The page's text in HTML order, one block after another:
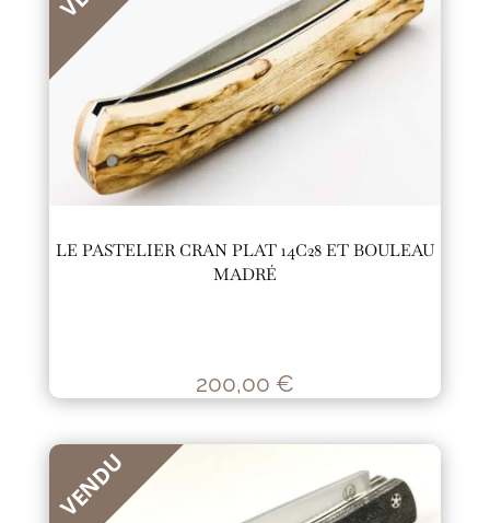
LE PASTELIER CRAN PLAT 14C28 ET BOULEAU
MADRÉ
200,00 €
VENDU